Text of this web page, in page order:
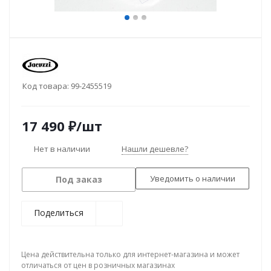
Код товара: 99-2455519
17 490 ₽/шт
Нет в наличии Нашли дешевле?
Под заказ Уведомить о наличии
Поделиться
Цена действительна только для интернет-магазина и может
отличаться от цен в розничных магазинах